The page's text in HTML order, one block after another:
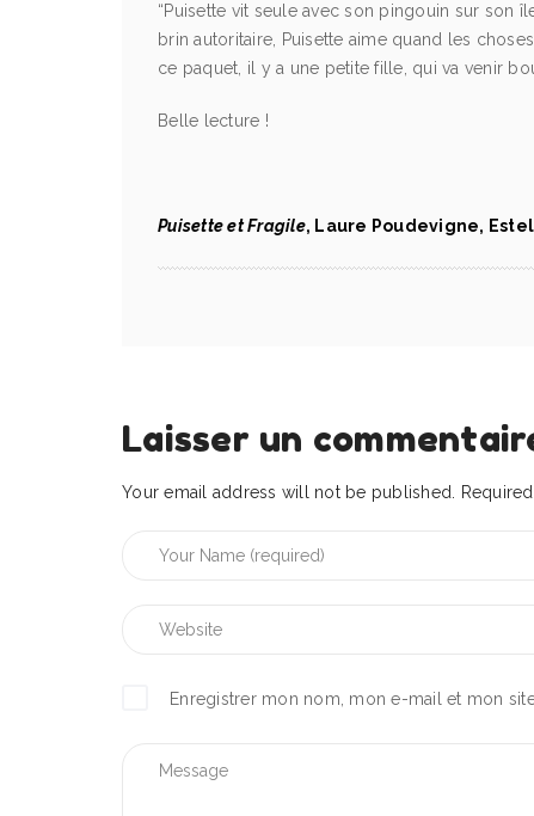
“Puisette vit seule avec son pingouin sur son
brin autoritaire, Puisette aime quand les
ce paquet, il y a une petite fille, qui va venir
Belle lecture !
Puisette et Fragile, Laure Poudevigne,
Laisser un
Your email address will not be published.
Enregistrer mon nom, mon e-mail et mon